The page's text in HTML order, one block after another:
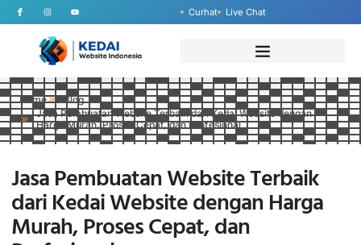
Curhat Live Chat
Home
Blog
Jasa Pembuatan Website Terbaik dari Kedai Website dengan
Harga Murah, Proses Cepat, dan Profesional
Jasa Pembuatan Website Terbaik
dari Kedai Website dengan Harga
Murah, Proses Cepat, dan